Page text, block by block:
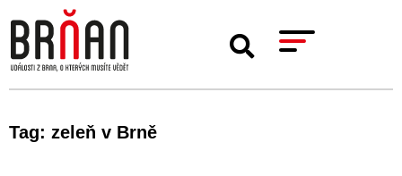
Tag: zeleň v Brně